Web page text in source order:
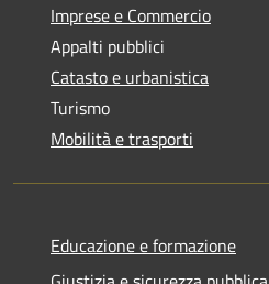
Imprese e Commercio
Appalti pubblici
Catasto e urbanistica
Turismo
Mobilità e trasporti
Educazione e formazione